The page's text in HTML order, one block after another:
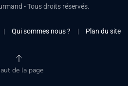
- Tous droits réservés.
| Qui sommes nous ? | Plan du site
de la page